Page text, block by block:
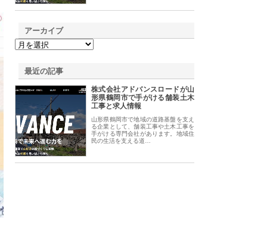
アーカイブ
最近の記事
株式会社アドバンスロードが山
形県鶴岡市で手がける舗装土木
工事と求人情報
山形県鶴岡市で地域の道路基盤を支え
る企業として、舗装工事や土木工事を
手がける専門会社があります。地域住
民の生活を支える道…